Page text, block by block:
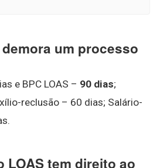
um processo
e BPC LOAS – 90 dias;
reclusão – 60 dias; Salário-
LOAS tem direito ao